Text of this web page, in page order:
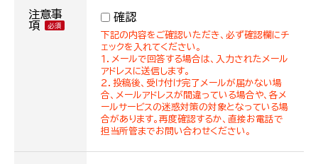
注意事
項
確認
下記の内容をご確認いただき、必ず確認欄にチ
ェックを入れてください。
１．メールで回答する場合は、入力されたメール
アドレスに送信します。
２．投稿後、受け付け完了メールが届かない場
合、メールアドレスが間違っている場合や、各メ
ールサービスの迷惑対策の対象となっている場
合があります。再度確認するか、直接お電話で
担当所管までお問い合わせください。